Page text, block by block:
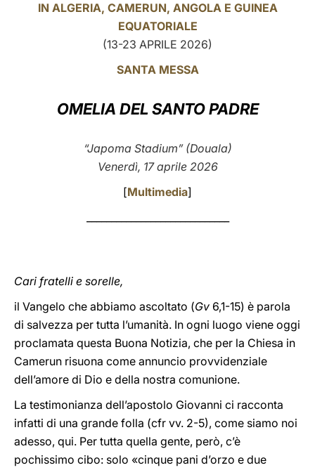
IN ALGERIA, CAMERUN, ANGOLA E GUINEA
EQUATORIALE
(13-23 APRILE 2026)
SANTA MESSA
OMELIA DEL SANTO PADRE
“Japoma Stadium” (Douala)
Venerdì, 17 aprile 2026
[Multimedia]
Cari fratelli e sorelle,
il Vangelo che abbiamo ascoltato (Gv 6,1-15) è parola
di salvezza per tutta l’umanità. In ogni luogo viene oggi
proclamata questa Buona Notizia, che per la Chiesa in
Camerun risuona come annuncio provvidenziale
dell’amore di Dio e della nostra comunione.
La testimonianza dell’apostolo Giovanni ci racconta
infatti di una grande folla (cfr vv. 2-5), come siamo noi
adesso, qui. Per tutta quella gente, però, c’è
pochissimo cibo: solo «cinque pani d’orzo e due